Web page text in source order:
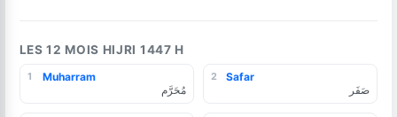
LES 12 MOIS HIJRI 1447 H
1 Muharram
مُحَرَّم
2 Safar
صَفَر